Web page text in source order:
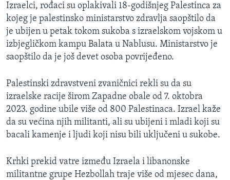
Izraelci, rođaci su oplakivali 18-godišnjeg Palestinca za
kojeg je palestinsko ministarstvo zdravlja saopštilo da
je ubijen u petak tokom sukoba s izraelskom vojskom u
izbjegličkom kampu Balata u Nablusu. Ministarstvo je
saopštilo da je još devet osoba povrijeđeno.
Palestinski zdravstveni zvaničnici rekli su da su
izraelske racije širom Zapadne obale od 7. oktobra
2023. godine ubile više od 800 Palestinaca. Izrael kaže
da su većina njih militanti, ali su ubijeni i mladi koji su
bacali kamenje i ljudi koji nisu bili uključeni u sukobe.
Krhki prekid vatre između Izraela i libanonske
militantne grupe Hezbollah traje više od mjesec dana,